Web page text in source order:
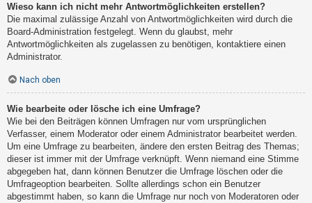
Wieso kann ich nicht mehr Antwortmöglichkeiten erstellen?
Die maximal zulässige Anzahl von Antwortmöglichkeiten wird durch die
Board-Administration festgelegt. Wenn du glaubst, mehr
Antwortmöglichkeiten als zugelassen zu benötigen, kontaktiere einen
Administrator.
Nach oben
Wie bearbeite oder lösche ich eine Umfrage?
Wie bei den Beiträgen können Umfragen nur vom ursprünglichen
Verfasser, einem Moderator oder einem Administrator bearbeitet werden.
Um eine Umfrage zu bearbeiten, ändere den ersten Beitrag des Themas;
dieser ist immer mit der Umfrage verknüpft. Wenn niemand eine Stimme
abgegeben hat, dann können Benutzer die Umfrage löschen oder die
Umfrageoption bearbeiten. Sollte allerdings schon ein Benutzer
abgestimmt haben, so kann die Umfrage nur noch von Moderatoren oder